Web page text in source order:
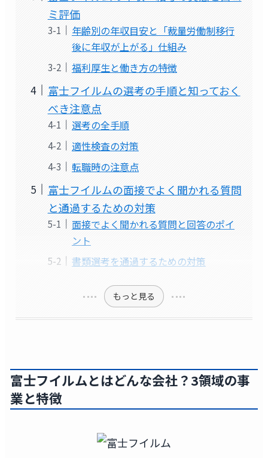
ミ評価
年齢別の年収目安と「裁量労働制移行
後に年収が上がる」仕組み
福利厚生と働き方の特徴
富士フイルムの選考の手順と知っておく
べき注意点
選考の全手順
適性検査の対策
転職時の注意点
富士フイルムの面接でよく聞かれる質問
と通過するための対策
面接でよく聞かれる質問と回答のポイ
ント
書類選考を通過するための対策
もっと見る
富士フイルムとはどんな会社？3領域の事
業と特徴